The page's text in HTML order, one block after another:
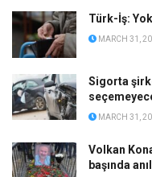
Türk-İş:
MARCH 31,
Sigorta
MARCH 31,
Volkan
başında